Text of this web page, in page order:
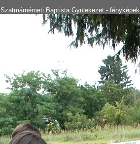
Szatmárnémeti Baptista Gyülekezet - fényképek